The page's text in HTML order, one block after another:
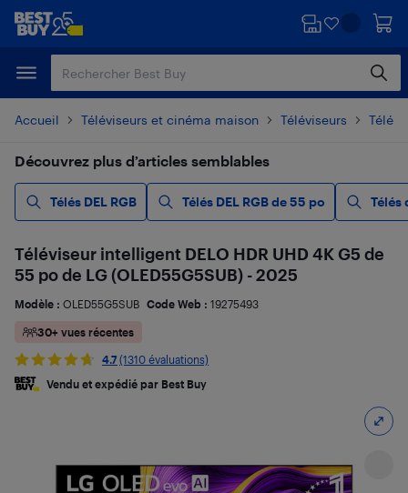
Passer
principal
Passer
Accueil Téléviseurs et cinéma maison Téléviseurs
Découvrez plus d’articles semblables
Télés DEL RGB Télés DEL RGB de 55 po Télés
Téléviseur intelligent DELO HDR UHD 4K G5 de
55 po de LG (OLED55G5SUB) - 2025
Modèle : OLED55G5SUB Code Web : 19275493
30+ vues récentes
4.7 (1310 évaluations)
Vendu et expédié par Best Buy